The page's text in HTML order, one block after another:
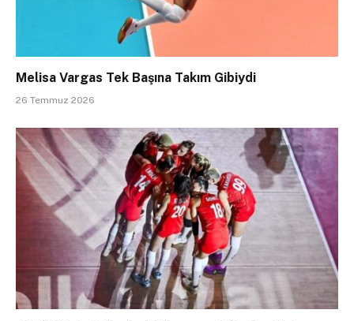
Melisa Vargas Tek Başına Takım Gibiydi
26 Temmuz 2026